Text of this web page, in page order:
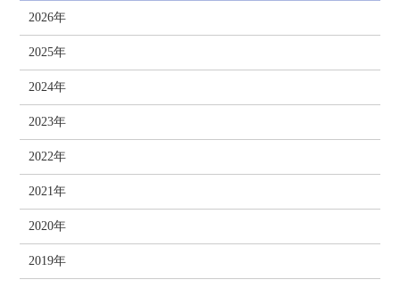
2026年
2025年
2024年
2023年
2022年
2021年
2020年
2019年